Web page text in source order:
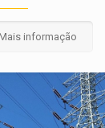
informação